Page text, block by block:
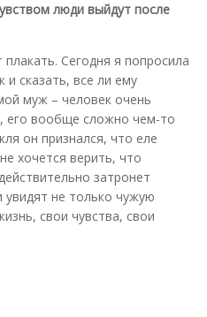
люди выйдут после
Сегодня я попросила
сказать, все ли ему
муж – человек очень
его вообще сложно чем-то
он признался, что еле
хочется верить, что
затронет
увидят не только чужую
свои чувства, свои